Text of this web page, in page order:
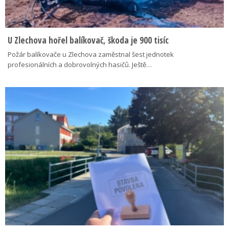
U Zlechova hořel balíkovač, škoda je 900 tisíc
Požár balíkovače u Zlechova zaměstnal šest jednotek
profesionálních a dobrovolných hasičů. Ještě…